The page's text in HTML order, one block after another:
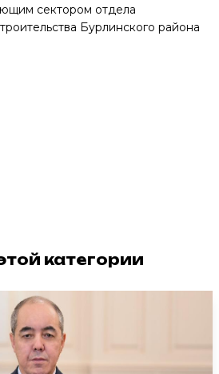
сектором отдела
Бурлинского района
категории